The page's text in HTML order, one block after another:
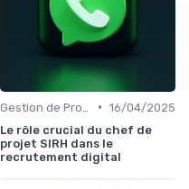
• 16/04/2025
Le rôle crucial du chef de
projet SIRH dans le
recrutement digital